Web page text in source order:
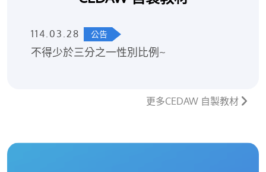
114.03.28 公告
不得少於三分之一性別比例~
更多CEDAW 自製教材